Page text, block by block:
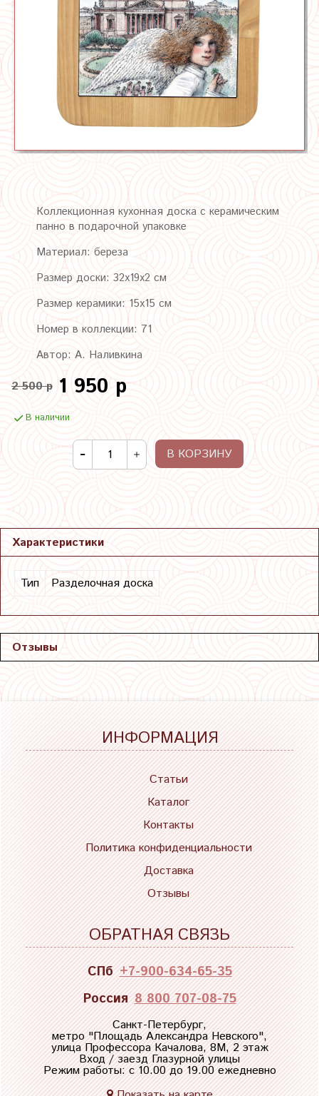
Коллекционная кухонная доска с керамическим
панно в подарочной упаковке
Материал: береза
Размер доски: 32х19х2 см
Размер керамики: 15х15 см
Номер в коллекции: 71
Автор: А. Наливкина
2 500 р 1 950 р
В наличии
В КОРЗИНУ
Характеристики
Тип Разделочная доска
Отзывы
ИНФОРМАЦИЯ
Статьи
Каталог
Контакты
Политика конфиденциальности
Доставка
Отзывы
ОБРАТНАЯ СВЯЗЬ
СПб +7-900-634-65-35
Россия 8 800 707-08-75
Санкт-Петербург,
метро "Площадь Александра Невского",
улица Профессора Качалова, 8М, 2 этаж
Вход / заезд Глазурной улицы
Режим работы: с 10.00 до 19.00 ежедневно